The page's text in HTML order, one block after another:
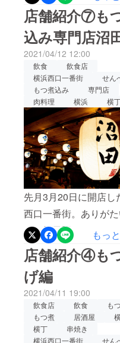
た生しらす。今の季
食べられない貴重なし
は裏切らない美味しさ
た！甘さと味の濃厚さ
晴らしく、新鮮さが伝
ます！だし巻きはカウ
ターの前で焼き上げ
ライブ感が楽しかった
す！味もさすがのも
そしてウニのポテト
はなんと1000円越え
でジャガイモをつぶ
混ぜます＾＾鮮度抜
ニが入ることによっ
さが格別でした…！！
鮮度にこだわったお料
食べられる魚と酒はな
へぜひお越しください
す！！先日、『一日
ての店をハシゴして
企画を行いましたので
報告させていただきま
＿＿＿＿＿＿＿＿＿＿
＿＿＿＿＿＿＿＿＿＿
＿＿＿＿六軒目は…◇
衛(株式会社
ちらでは・ヤンニョ
ン・チーズボールを
きました！甘辛いタ
みつきになる一皿！
ひとつのチキンが大
べ応えもありました＾
レと絡めてあります
げたてチキンのよう
クッとした食感が残っ
るところもあり最高で
た！あげたてで登場
チーズボール！中がチ
レートになっているも
店舗紹介⑦も
込み専門店沼
2021/04/12 12:00
飲食
飲食店
横浜西口一番街
せん
もつ煮込み
専門店
肉料理
横浜 横
先月3月20日に開店し
西口一番街。ありがた
とに毎日賑わってお
す！！先日、『一日で
ての店をハシゴして
企画を行いましたので
報告させていただきま
＿＿＿＿＿＿＿＿＿＿
＿＿＿＿＿＿＿＿＿＿
もっ
店舗紹介④も
げ編
2021/04/11 19:00
飲食店 飲食
も
もつ煮
居酒屋
横丁
串焼き
横浜西口一番街
せん